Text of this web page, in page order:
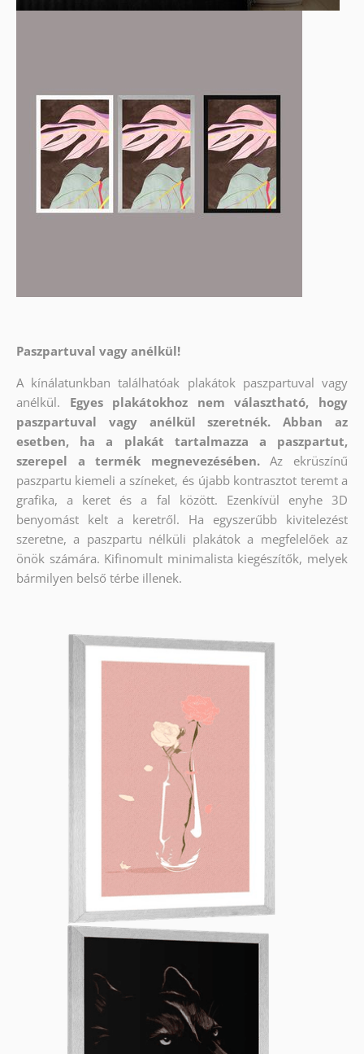
Paszpartuval vagy anélkül!
A kínálatunkban találhatóak plakátok paszpartuval vagy
anélkül.
Egyes plakátokhoz nem választható, hogy
paszpartuval vagy anélkül szeretnék. Abban az
esetben, ha a plakát tartalmazza a paszpartut,
szerepel a termék megnevezésében.
Az ekrüszínű
paszpartu kiemeli a színeket, és újabb kontrasztot teremt a
grafika, a keret és a fal között. Ezenkívül enyhe 3D
benyomást kelt a keretről. Ha egyszerűbb kivitelezést
szeretne, a paszpartu nélküli plakátok a megfelelőek az
önök számára. Kifinomult minimalista kiegészítők, melyek
bármilyen belső térbe illenek.